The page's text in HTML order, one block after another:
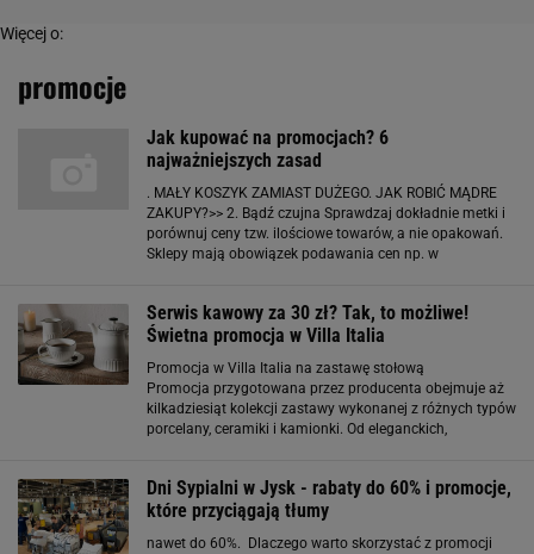
Więcej o:
promocje
Jak kupować na promocjach? 6
najważniejszych zasad
. MAŁY KOSZYK ZAMIAST DUŻEGO. JAK ROBIĆ MĄDRE
ZAKUPY?>> 2. Bądź czujna Sprawdzaj dokładnie metki i
porównuj ceny tzw. ilościowe towarów, a nie opakowań.
Sklepy mają obowiązek podawania cen np. w
Serwis kawowy za 30 zł? Tak, to możliwe!
Świetna promocja w Villa Italia
Promocja w Villa Italia na zastawę stołową
Promocja przygotowana przez producenta obejmuje aż
kilkadziesiąt kolekcji zastawy wykonanej z różnych typów
porcelany, ceramiki i kamionki. Od eleganckich,
Dni Sypialni w Jysk - rabaty do 60% i promocje,
które przyciągają tłumy
nawet do 60%. Dlaczego warto skorzystać z promocji